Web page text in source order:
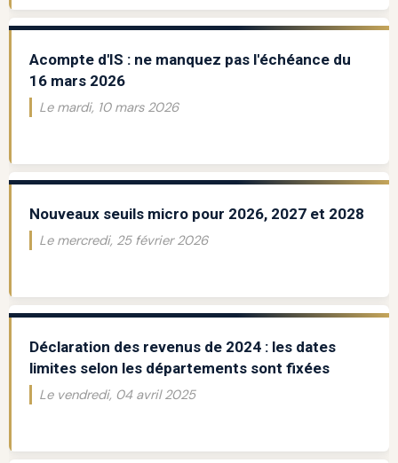
Acompte d'IS : ne manquez pas l'échéance du
16 mars 2026
Le mardi, 10 mars 2026
Nouveaux seuils micro pour 2026, 2027 et 2028
Le mercredi, 25 février 2026
Déclaration des revenus de 2024 : les dates
limites selon les départements sont fixées
Le vendredi, 04 avril 2025